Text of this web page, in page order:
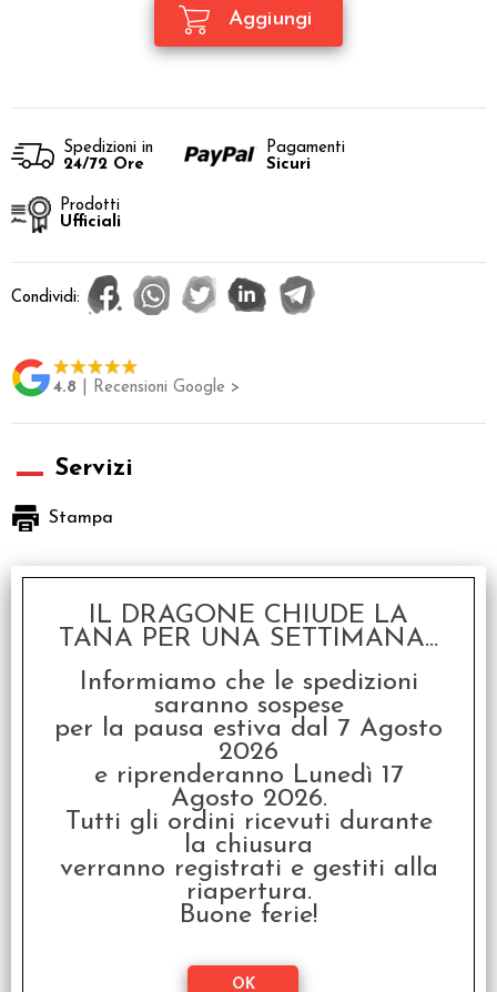
Spedizioni in
24/72 Ore
Pagamenti
Sicuri
Prodotti
Ufficiali
Condividi:
4.8 | Recensioni Google >
Servizi
Stampa
Descrizione
Hell Dorado Immortals - Chan Lee
Agile come un serpente, Chan Lee può schivare facilmente
numerosi attacchi. Essendo un esperto di arti marziali, è anche in
grado di perforare la corazza più forte con i suoi pugni di
I clienti che hanno acquistato questo
prodotto, hanno scelto anche questi
IL DRAGONE CHIUDE LA
TANA PER UNA SETTIMANA...
Informiamo che le spedizioni
saranno sospese
per la pausa estiva dal 7 Agosto
2026
e riprenderanno Lunedì 17
Agosto 2026.
Tutti gli ordini ricevuti durante
la chiusura
verranno registrati e gestiti alla
riapertura.
Buone ferie!